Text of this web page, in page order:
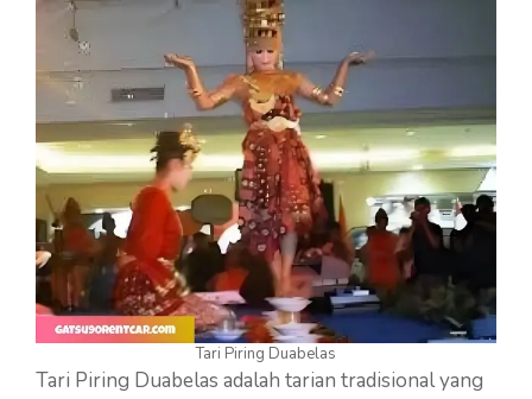
Tari Piring Duabelas
Tari Piring Duabelas adalah tarian tradisional yang